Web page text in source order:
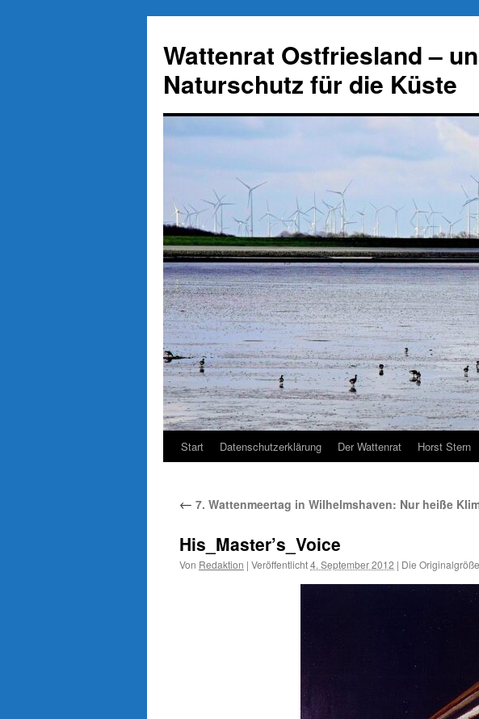
springen
Wattenrat Ostfriesland –
Naturschutz für die Küste
Start Datenschutzerklärung Der Wattenrat Horst Stern
← 7. Wattenmeertag in Wilhelmshaven: Nur heiße
His_Master’s_Voice
Von Redaktion | Veröffentlicht4. September 2012 | Die